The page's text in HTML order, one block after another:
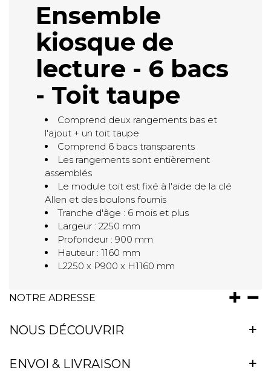
Ensemble
kiosque de
lecture - 6 bacs
- Toit taupe
Comprend deux rangements bas et
l'ajout + un toit taupe
Comprend 6 bacs transparents
Les rangements sont entièrement
assemblés
Le module toit est fixé à l'aide de la clé
Allen et des boulons fournis
Tranche d'âge : 6 mois et plus
Largeur : 2250 mm
Profondeur : 900 mm
Hauteur : 1160 mm
L2250 x P900 x H1160 mm
NOTRE ADRESSE
NOUS DÉCOUVRIR
ENVOI & LIVRAISON